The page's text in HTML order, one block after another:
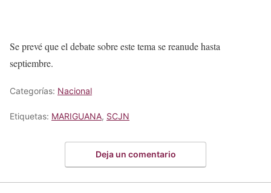
Se prevé que el debate sobre este tema se reanude hasta
septiembre.
Categorías: Nacional
Etiquetas: MARIGUANA, SCJN
Deja un comentario